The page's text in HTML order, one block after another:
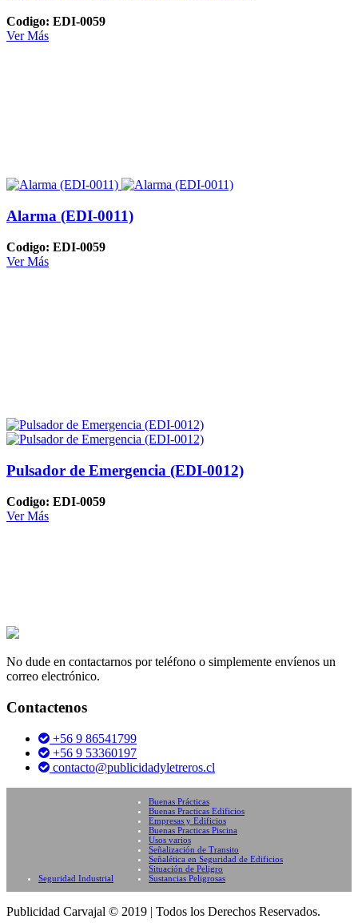
Codigo: EDI-0059
Ver Más
Alarma (EDI-0011)
Codigo: EDI-0059
Ver Más
Pulsador de Emergencia (EDI-0012)
Codigo: EDI-0059
Ver Más
No dude en contactarnos por teléfono o simplemente envíenos un
correo electrónico.
Contactenos
+56 9 86541799
+56 9 53360197
contacto@publicidadyletreros.cl
Seguridad Industrial
Buenas Prácticas
Buenas Practicas Edificios
Empresas y Edificios
Buenas Practicas Piscina
Usos varios
Señalización de Transito
Señalética en Seguridad de Edificios
Situación de Peligro
Sustancias Peligrosas
Publicidad Carvajal © 2019 | Todos los Derechos Reservados.